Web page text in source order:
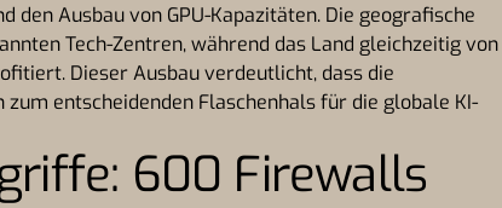
den Ausbau von GPU-Kapazitäten. Die geografische
Tech-Zentren, während das Land gleichzeitig von
Dieser Ausbau verdeutlicht, dass die
entscheidenden Flaschenhals für die globale KI-
600 Firewalls